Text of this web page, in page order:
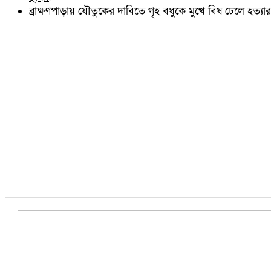
নাঙ্গলকোট
ব্রাক্ষণপাড়ায় যৌতুকের দাবিতে গৃহ বধুকে মুখে বিষ ঢেলে